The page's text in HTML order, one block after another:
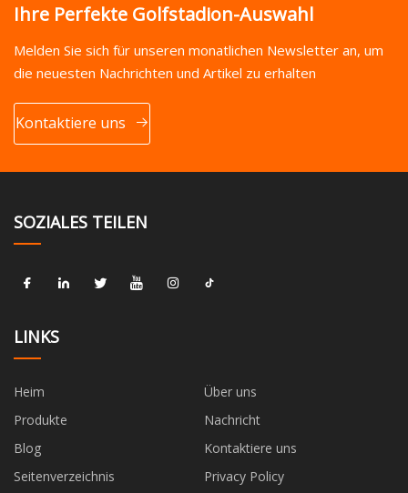
Ihre Perfekte Golfstadion-Auswahl
Melden Sie sich für unseren monatlichen Newsletter an, um
die neuesten Nachrichten und Artikel zu erhalten
Kontaktiere uns
SOZIALES TEILEN
LINKS
Heim
Über uns
Produkte
Nachricht
Blog
Kontaktiere uns
Seitenverzeichnis
Privacy Policy